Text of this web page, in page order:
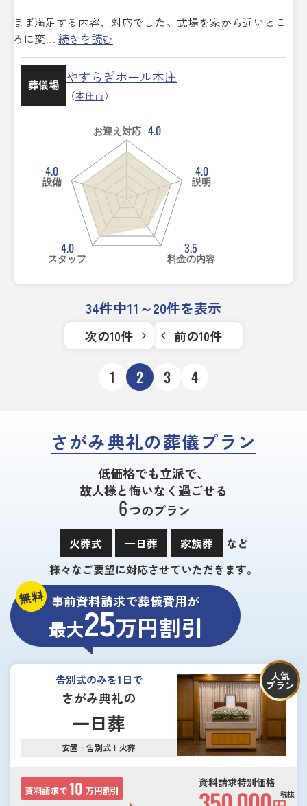
ほぼ満足する内容、対応でした。式場を家から近いとこ
ろに変… 続きを読む
葬儀場 やすらぎホール本庄
（本庄市）
お迎え対応 4.0
4.0
説明
3.5
料金の内容
4.0
スタッフ
4.0
設備
34件中11～20件を表示
前の10件
1 2 3 4
次の10件
さがみ典礼の葬儀プラン
低価格でも立派で、
故人様と悔いなく過ごせる
6つのプラン
火葬式 一日葬 家族葬
など
様々なご要望に対応させていただきます。
無料 事前資料請求で葬儀費用が
最大25万円割引
告別式のみを1日で
さがみ典礼の
一日葬
安置＋告別式＋火葬
人気
プラン
資料請求で10 万円割引
資料請求特別価格
税抜